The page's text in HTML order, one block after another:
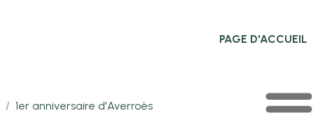
PAGE D'ACCUEIL
1er anniversaire d'Averroès